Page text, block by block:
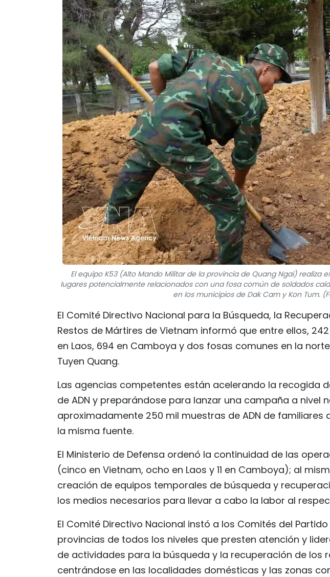
El equipo K53 (Alto Mando Militar de la provincia de Quang Ngai) realiza
lugares potencialmente relacionados con una fosa común de soldados
en los municipios de Dak Cam y Kon Tum.
El Comité Directivo Nacional para la Búsqueda, la
Restos de Mártires de Vietnam informó que entre ellos,
en Laos, 694 en Camboya y dos fosas comunes en la
Tuyen Quang.
Las agencias competentes están acelerando la recogida
de ADN y preparándose para lanzar una campaña a nivel
aproximadamente 250 mil muestras de ADN de
la misma fuente.
El Ministerio de Defensa ordenó la continuidad de las
(cinco en Vietnam, ocho en Laos y 11 en Camboya); al
creación de equipos temporales de búsqueda y
los medios necesarios para llevar a cabo la labor al
El Comité Directivo Nacional instó a los Comités del
provincias de todos los niveles que presten atención y
de actividades para la búsqueda y la recuperación de los
centrándose en las localidades domésticas y las zonas